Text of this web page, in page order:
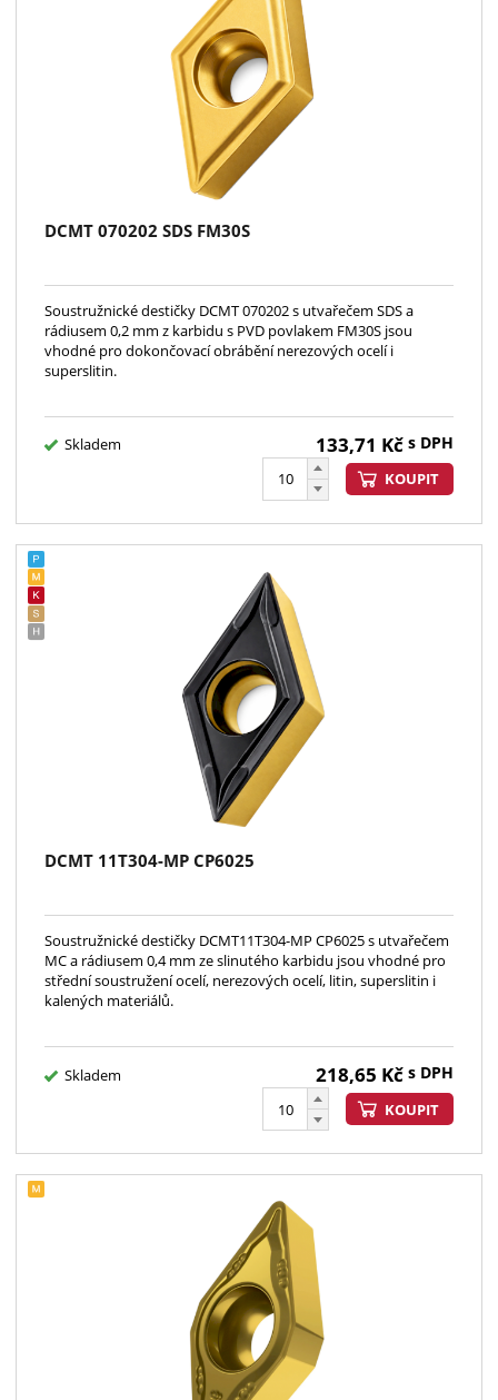
DCMT 070202 SDS FM30S
Soustružnické destičky DCMT 070202 s utvařečem SDS a
rádiusem 0,2 mm z karbidu s PVD povlakem FM30S jsou
vhodné pro dokončovací obrábění nerezových ocelí i
superslitin.
Skladem 133,71 Kč s DPH
KOUPIT
DCMT 11T304-MP CP6025
Soustružnické destičky DCMT11T304-MP CP6025 s utvařečem
MC a rádiusem 0,4 mm ze slinutého karbidu jsou vhodné pro
střední soustružení ocelí, nerezových ocelí, litin, superslitin i
kalených materiálů.
Skladem 218,65 Kč s DPH
KOUPIT